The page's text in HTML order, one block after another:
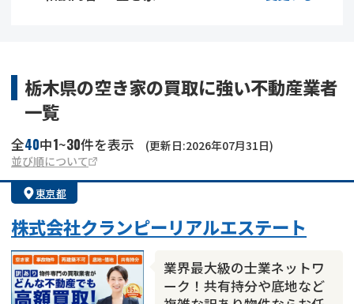
ゴミ屋敷
リースバック
訳あり不動産
土地売却
借地 不動産リースバック
任意売却
アンケート調査
栃木県の空き家の買取に強い不動産業者
一覧
全40中1~30件を表示
(更新日:2026年07月31日)
並び順について
東京都
株式会社クランピーリアルエステート
業界最大級の士業ネットワ
ーク！共有持分や底地など